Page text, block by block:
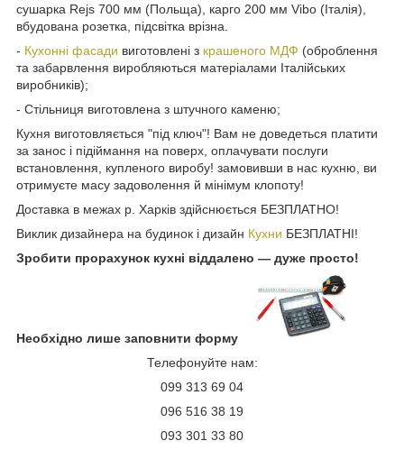
сушарка Rejs 700 мм (Польща), карго 200 мм Vibo (Італія),
вбудована розетка, підсвітка врізна.
- Кухонні фасади виготовлені з крашеного МДФ (оброблення
та забарвлення виробляються матеріалами Італійських
виробників);
- Стільниця виготовлена з штучного каменю;
Кухня виготовляється "під ключ"! Вам не доведеться платити
за занос і підіймання на поверх, оплачувати послуги
встановлення, купленого виробу! замовивши в нас кухню, ви
отримуєте масу задоволення й мінімум клопоту!
Доставка в межах р. Харків здійснюється БЕЗПЛАТНО!
Виклик дизайнера на будинок і дизайн Кухни БЕЗПЛАТНІ!
Зробити прорахунок кухні віддалено — дуже просто!
Необхідно лише заповнити форму
Телефонуйте нам:
099 313 69 04
096 516 38 19
093 301 33 80